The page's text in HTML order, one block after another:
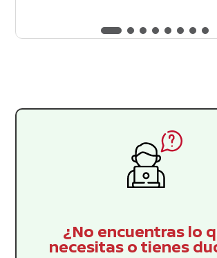
5
original
¿No encuentras lo
necesitas o tienes